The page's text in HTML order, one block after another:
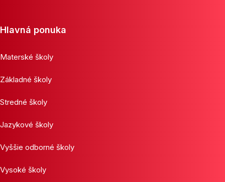
Hlavná ponuka
Materské školy
Základné školy
Stredné školy
Jazykové školy
Vyššie odborné školy
Vysoké školy